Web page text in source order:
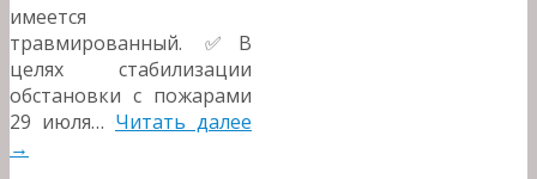
имеется
травмированный. ✅В
целях стабилизации
обстановки с пожарами
29 июля… Читать далее
→